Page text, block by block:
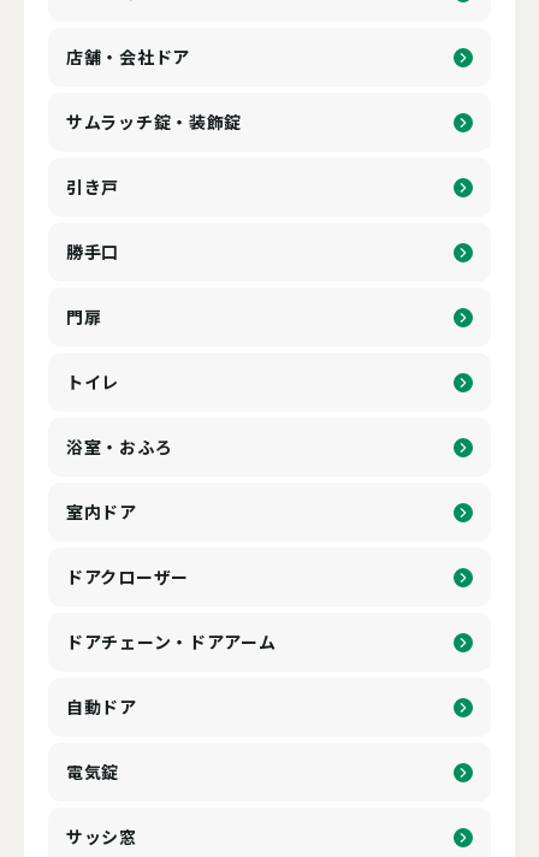
店舗・会社ドア
サムラッチ錠・装飾錠
引き戸
勝手口
門扉
トイレ
浴室・おふろ
室内ドア
ドアクローザー
ドアチェーン・ドアアーム
自動ドア
電気錠
サッシ窓